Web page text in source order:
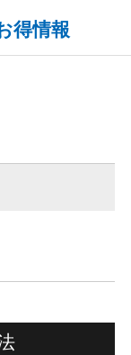
得情報